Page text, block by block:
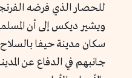
ويشير ديكس إلى أن
سكان مدينة حيفا
جانبهم في الدفاع عن